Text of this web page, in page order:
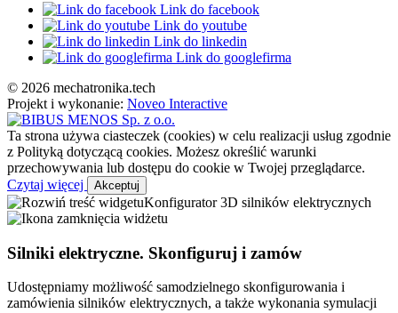
Link do facebook
Link do youtube
Link do linkedin
Link do googlefirma
© 2026 mechatronika.tech
Projekt i wykonanie: Noveo Interactive
Ta strona używa ciasteczek (cookies) w celu realizacji usług zgodnie
z Polityką dotyczącą cookies. Możesz określić warunki
przechowywania lub dostępu do cookie w Twojej przeglądarce.
Czytaj więcej
Akceptuj
Konfigurator 3D silników elektrycznych
Silniki elektryczne. Skonfiguruj i zamów
Udostępniamy możliwość samodzielnego skonfigurowania i
zamówienia silników elektrycznych, a także wykonania symulacji